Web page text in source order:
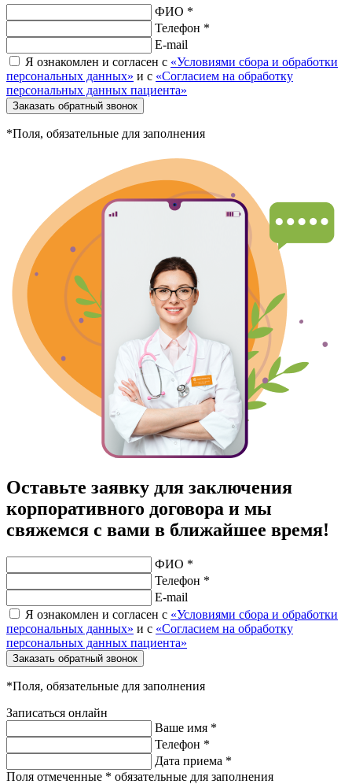
ФИО *
Телефон *
E-mail
Я ознакомлен и согласен с «Условиями сбора и обработки
персональных данных» и с «Согласием на обработку
персональных данных пациента»
Заказать обратный звонок
*Поля, обязательные для заполнения
Оставьте заявку для заключения
корпоративного договора и мы
свяжемся с вами в ближайшее время!
ФИО *
Телефон *
E-mail
Я ознакомлен и согласен с «Условиями сбора и обработки
персональных данных» и с «Согласием на обработку
персональных данных пациента»
Заказать обратный звонок
*Поля, обязательные для заполнения
Записаться онлайн
Ваше имя *
Телефон *
Дата приема *
Поля отмеченные * обязательные для заполнения